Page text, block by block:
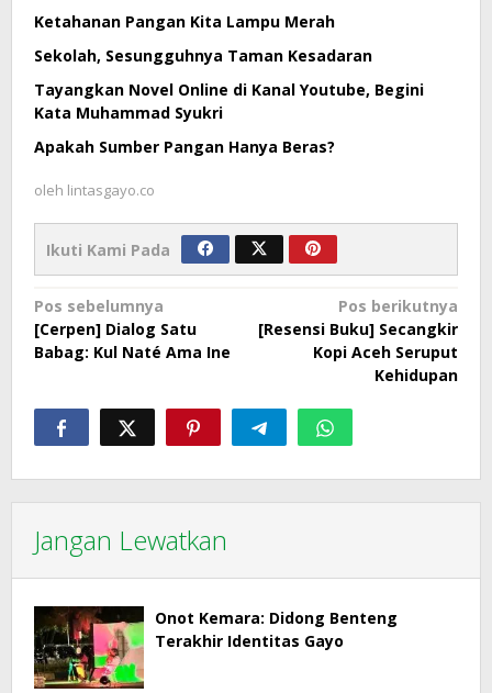
Ketahanan Pangan Kita Lampu Merah
Sekolah, Sesungguhnya Taman Kesadaran
Tayangkan Novel Online di Kanal Youtube, Begini
Kata Muhammad Syukri
Apakah Sumber Pangan Hanya Beras?
oleh lintasgayo.co
Ikuti Kami Pada
Navigasi
pos
Pos sebelumnya
[Cerpen] Dialog Satu
Babag: Kul Naté Ama Ine
Pos berikutnya
[Resensi Buku] Secangkir
Kopi Aceh Seruput
Kehidupan
Jangan Lewatkan
Onot Kemara: Didong Benteng
Terakhir Identitas Gayo